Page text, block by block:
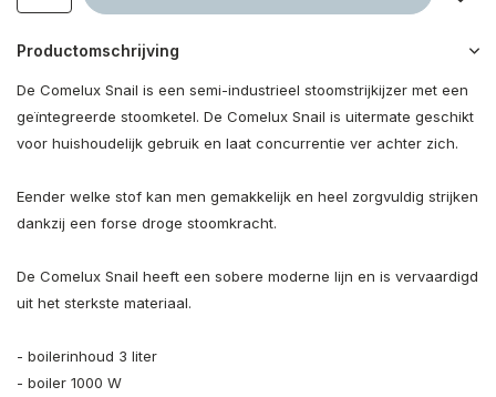
Productomschrijving
De Comelux Snail is een semi-industrieel stoomstrijkijzer met een
geïntegreerde stoomketel. De Comelux Snail is uitermate geschikt
voor huishoudelijk gebruik en laat concurrentie ver achter zich.
Eender welke stof kan men gemakkelijk en heel zorgvuldig strijken
dankzij een forse droge stoomkracht.
De Comelux Snail heeft een sobere moderne lijn en is vervaardigd
uit het sterkste materiaal.
- boilerinhoud 3 liter
- boiler 1000 W